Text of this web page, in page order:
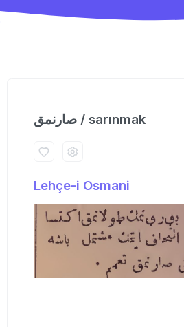
صارنمق / sarınmak
Lehçe-i Osmani